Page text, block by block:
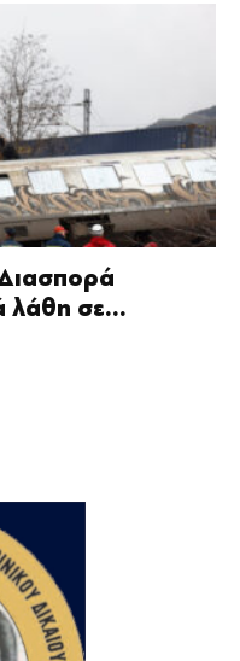
λάθη σε...